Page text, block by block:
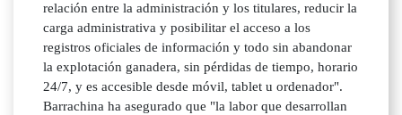
relación entre la administración y los titulares, reducir la
carga administrativa y posibilitar el acceso a los
registros oficiales de información y todo sin abandonar
la explotación ganadera, sin pérdidas de tiempo, horario
24/7, y es accesible desde móvil, tablet u ordenador".
Barrachina ha asegurado que "la labor que desarrollan